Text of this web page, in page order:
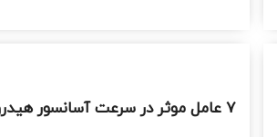
۷ عامل موثر در سرعت آسانسور هیدرولیک